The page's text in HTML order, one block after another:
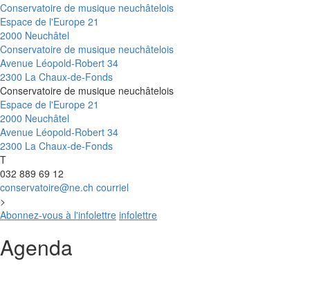
Conservatoire de musique neuchâtelois
Espace de l'Europe 21
2000 Neuchâtel
Conservatoire de musique neuchâtelois
Avenue Léopold-Robert 34
2300 La Chaux-de-Fonds
Conservatoire de musique neuchâtelois
Espace de l'Europe 21
2000 Neuchâtel
Avenue Léopold-Robert 34
2300 La Chaux-de-Fonds
T
032 889 69 12
conservatoire@ne.ch courriel
>
Abonnez-vous à l'infolettre infolettre
Agenda